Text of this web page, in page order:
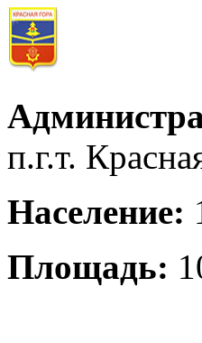
п.г.т.
Население:
Площадь: